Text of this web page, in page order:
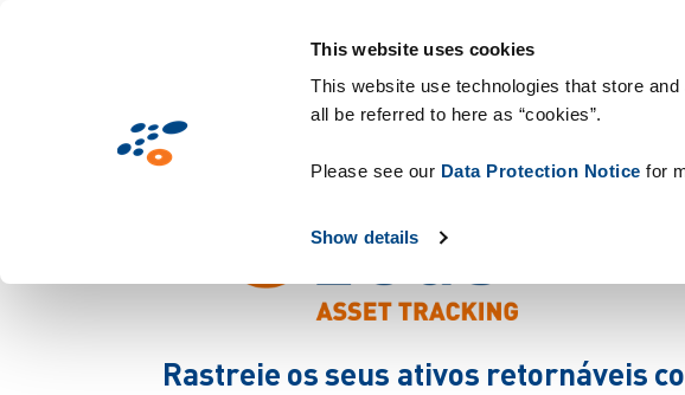
This website uses cookies
This website use technologies that store
all be referred to here as “cookies”.
Please see our Data Protection Notice for
Show details
Mercados Tecnologias e consumíveis
Rastreie os seus ativos retornáveis co